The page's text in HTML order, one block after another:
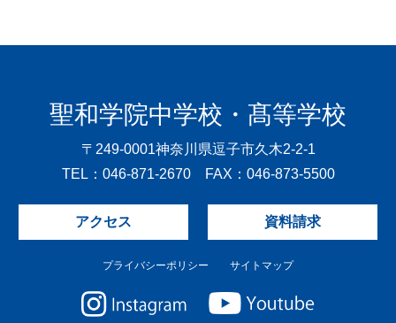
聖和学院中学校・髙等学校
〒249-0001神奈川県逗子市久木2-2-1
TEL：046-871-2670 FAX：046-873-5500
アクセス 資料請求
プライバシーポリシー サイトマップ